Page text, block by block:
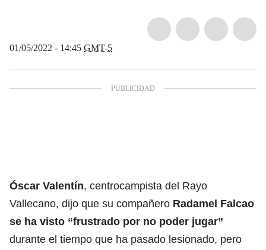
01/05/2022 - 14:45 GMT-5
Óscar Valentín, centrocampista del Rayo
Vallecano, dijo que su compañero Radamel Falcao
se ha visto “frustrado por no poder jugar”
durante el tiempo que ha pasado lesionado, pero